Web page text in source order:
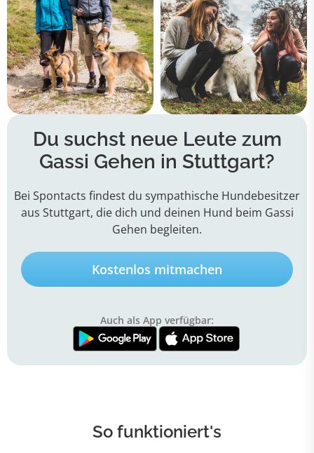
Du suchst neue Leute zum
Gassi Gehen in Stuttgart?
Bei Spontacts findest du sympathische Hundebesitzer
aus Stuttgart, die dich und deinen Hund beim Gassi
Gehen begleiten.
Kostenlos mitmachen
Auch als App verfügbar:
So funktioniert's